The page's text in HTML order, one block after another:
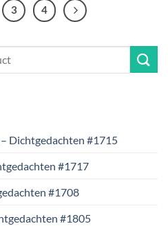
3 4
Dichtgedachten #1715
#1717
#1708
#1805